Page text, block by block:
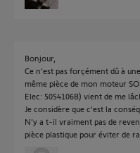
Bonjour,
Ce n'est pas forçément dû à
même pièce de mon moteur
Elec: 5054106B) vient de me
Je considère que c'est la
N'y a t-il vraiment pas de
pièce plastique pour éviter de